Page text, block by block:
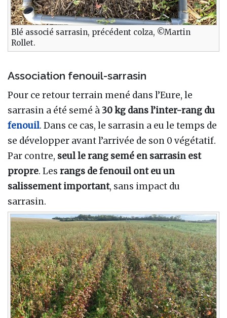
Blé associé sarrasin, précédent colza, ©Martin
Rollet.
Association fenouil-sarrasin
Pour ce retour terrain mené dans l’Eure, le
sarrasin a été semé à30 kg dans l’inter-rang du
fenouil. Dans ce cas, le sarrasin a eu le temps de
se développer avant l’arrivée de son 0 végétatif.
Par contre, seul le rang semé en sarrasin est
propre. Les rangs de fenouil ont eu un
salissement important, sans impact du
sarrasin.